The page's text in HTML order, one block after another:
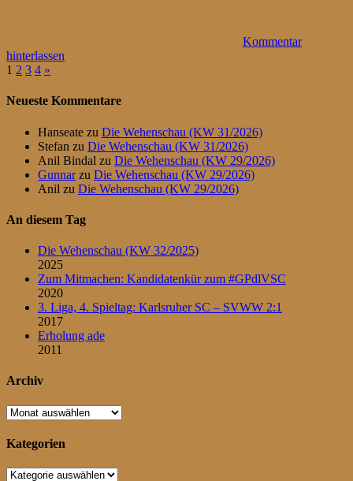
Kommentar
hinterlassen
Seitennummerierung
der
1 2 3 4 Nächste
»
Neueste Kommentare
Hanseate zu Die Wehenschau (KW 31/2026)
Stefan zu Die Wehenschau (KW 31/2026)
Anil Bindal zu Die Wehenschau (KW 29/2026)
Gunnarzu Die Wehenschau (KW 29/2026)
Anil zu Die Wehenschau (KW 29/2026)
An diesem Tag
Die Wehenschau (KW 32/2025)
2025
Zum Mitmachen: Kandidatenkür zum #GPdlVSC
2020
3. Liga, 4. Spieltag: Karlsruher SC – SVWW 2:1
2017
Erholung ade
2011
Archiv
Archiv
Kategorien
Kategorien